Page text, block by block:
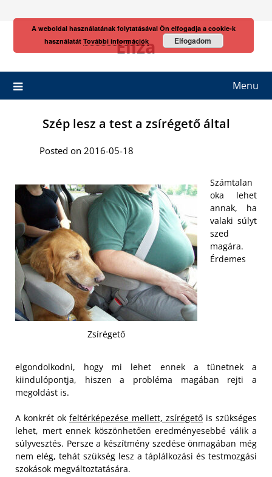
Eliza
Menu
Szép lesz a test a zsírégető által
Posted on 2016-05-18
Zsírégető
Számtalan
oka lehet
annak, ha
valaki súlyt
szed
magára.
Érdemes
elgondolkodni, hogy mi lehet ennek a tünetnek a
kiindulópontja, hiszen a probléma magában rejti a
megoldást is.
A konkrét ok feltérképezése mellett, zsírégető is szükséges
lehet, mert ennek köszönhetően eredményesebbé válik a
súlyvesztés. Persze a készítmény szedése önmagában még
nem elég, tehát szükség lesz a táplálkozási és testmozgási
szokások megváltoztatására.
A weboldal használatának folytatásával Ön elfogadja a cookie-k
használatát További információk Elfogadom